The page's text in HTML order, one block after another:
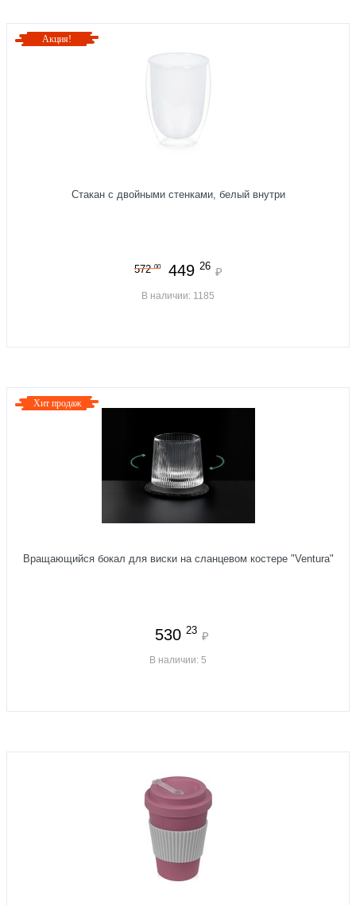
Акция!
Стакан с двойными стенками, белый внутри
572 00 449 26 ₽
В наличии: 1185
Хит продаж
Вращающийся бокал для виски на сланцевом костере "Ventura"
530 23 ₽
В наличии: 5